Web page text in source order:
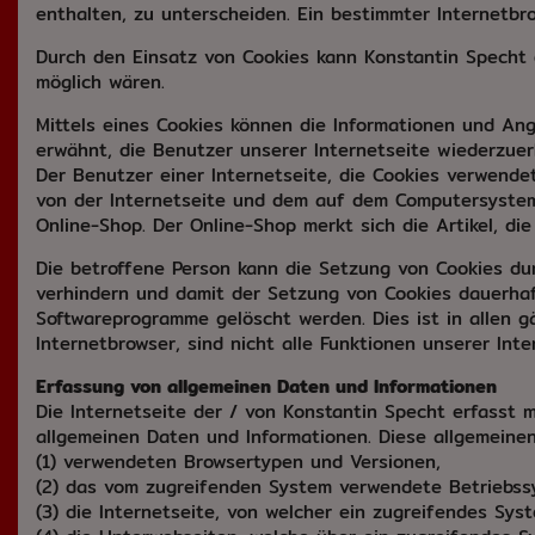
enthalten, zu unterscheiden. Ein bestimmter
Durch den Einsatz von Cookies kann Konstantin
möglich wären.
Mittels eines Cookies können die Informationen und
erwähnt, die Benutzer unserer Internetseite
Der Benutzer einer Internetseite, die Cookies
von der Internetseite und dem auf dem
Online-Shop. Der Online-Shop merkt sich die Artikel,
Die betroffene Person kann die Setzung von Cookies
verhindern und damit der Setzung von Cookies
Softwareprogramme gelöscht werden. Dies ist in allen
Internetbrowser, sind nicht alle Funktionen unserer
Erfassung von allgemeinen Daten und Informationen
Die Internetseite der / von Konstantin Specht erfasst
allgemeinen Daten und Informationen. Diese
(1) verwendeten Browsertypen und Versionen,
(2) das vom zugreifenden System verwendete
(3) die Internetseite, von welcher ein zugreifendes